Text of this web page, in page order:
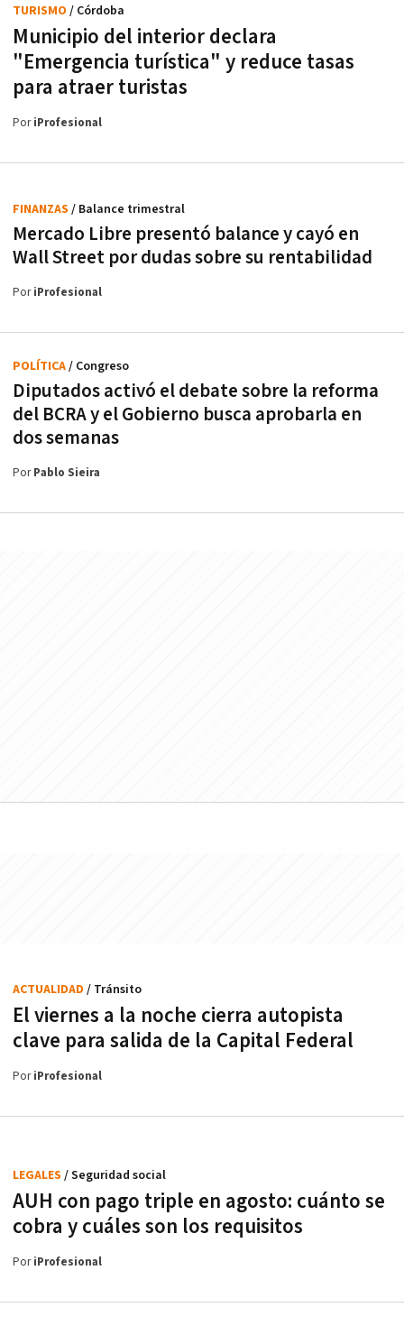
Municipio del interior declara
"Emergencia turística" y reduce tasas
para atraer turistas
TURISMO / Córdoba
PoriProfesional
Mercado Libre presentó balance y cayó en
Wall Street por dudas sobre su rentabilidad
FINANZAS / Balance trimestral
PoriProfesional
Diputados activó el debate sobre la reforma
del BCRA y el Gobierno busca aprobarla en
dos semanas
POLÍTICA/ Congreso
PorPablo Sieira
El viernes a la noche cierra autopista
clave para salida de la Capital Federal
ACTUALIDAD / Tránsito
PoriProfesional
AUH con pago triple en agosto: cuánto se
cobra y cuáles son los requisitos
LEGALES / Seguridad social
PoriProfesional